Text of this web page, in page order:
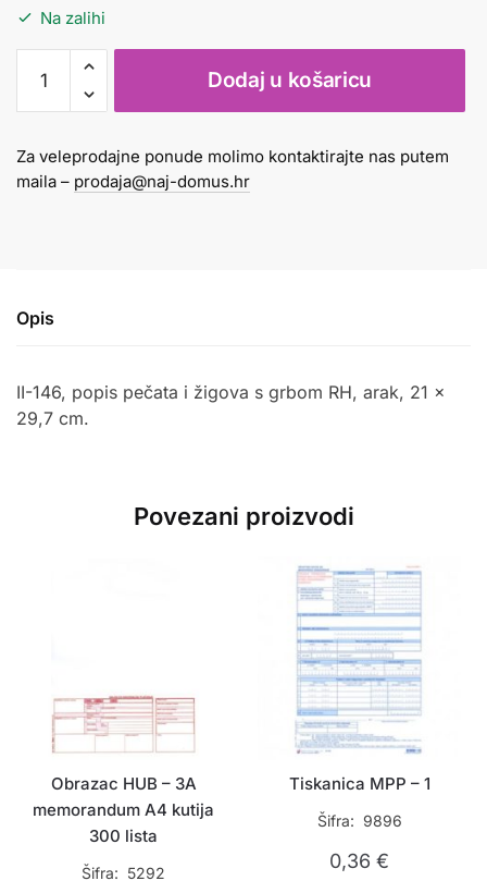
Na zalihi
štambilja,
pečata
žigova
II-
Dodaj u košaricu
Za veleprodajne ponude molimo kontaktirajte nas putem
maila – prodaja@naj-domus.hr
Opis
II-146, popis pečata i žigova s grbom RH, arak, 21 x
29,7 cm.
Povezani proizvodi
Obrazac HUB – 3A
memorandum A4 kutija
300 lista
Šifra: 5292
Tiskanica MPP – 1
Šifra: 9896
0,36€